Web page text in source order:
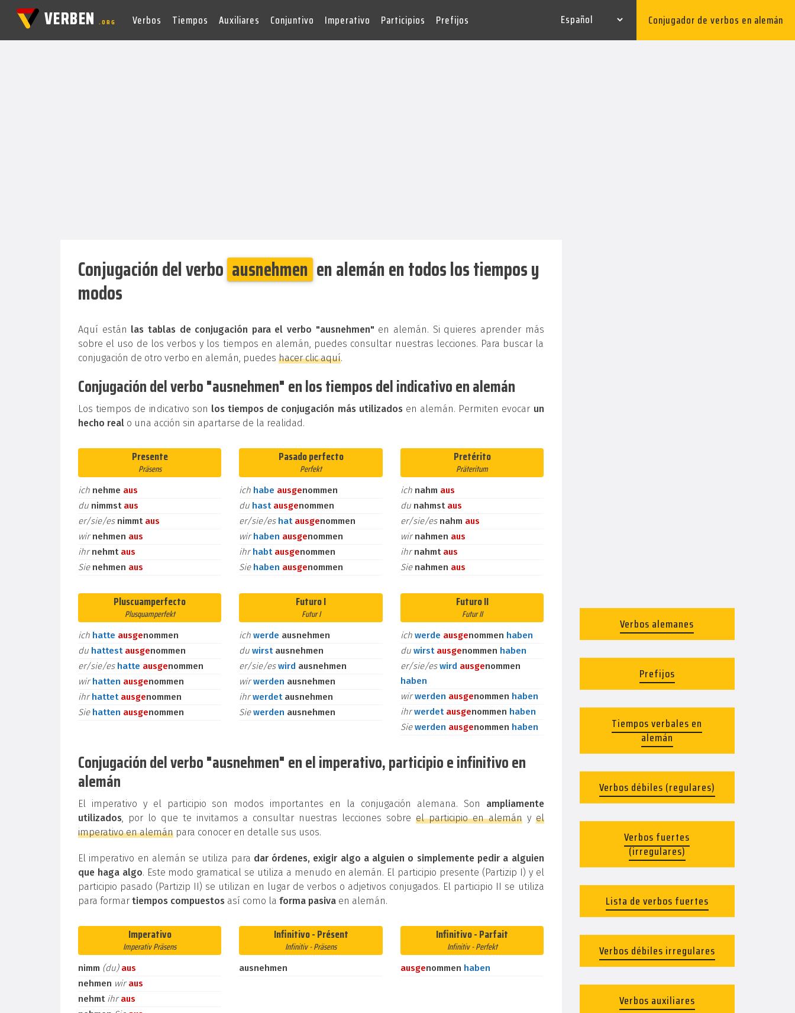
VERBEN.ORG Verbos Tiempos Auxiliares Conjuntivo Imperativo Participios Prefijos Conjugador de verbos en alemán
Conjugación del verbo ausnehmen en alemán en todos los tiempos y
modos
Aquí están las tablas de conjugación para el verbo "ausnehmen" en alemán. Si quieres aprender más
sobre el uso de los verbos y los tiempos en alemán, puedes consultar nuestras lecciones. Para buscar la
conjugación de otro verbo en alemán, puedes hacer clic aquí.
Conjugación del verbo "ausnehmen" en los tiempos del indicativo en alemán
Los tiempos de indicativo son los tiempos de conjugación más utilizados en alemán. Permiten evocar un
hecho real o una acción sin apartarse de la realidad.
Presente
Präsens
ich nehme aus
du nimmst aus
er/sie/es nimmt aus
wirnehmen aus
ihrnehmt aus
Sie nehmen aus
Pasado perfecto
Perfekt
ich habe ausgenommen
du hast ausgenommen
er/sie/es hat ausgenommen
wirhaben ausgenommen
ihrhabt ausgenommen
Sie haben ausgenommen
Pretérito
Präteritum
ich nahm aus
du nahmst aus
er/sie/es nahm aus
wirnahmen aus
ihrnahmt aus
Sie nahmen aus
Pluscuamperfecto
Plusquamperfekt
ich hatte ausgenommen
du hattest ausgenommen
er/sie/es hatte ausgenommen
wirhatten ausgenommen
ihrhattet ausgenommen
Sie hatten ausgenommen
Futuro I
Futur I
ichwerde ausnehmen
duwirst ausnehmen
er/sie/eswird ausnehmen
wirwerden ausnehmen
ihrwerdet ausnehmen
Siewerden ausnehmen
Futuro II
Futur II
ich werde ausgenommen haben
du wirst ausgenommen haben
er/sie/eswird ausgenommen
haben
wirwerden ausgenommen haben
ihrwerdet ausgenommen haben
Siewerden ausgenommen haben
Conjugación del verbo "ausnehmen" en el imperativo, participio e infinitivo en
alemán
El imperativo y el participio son modos importantes en la conjugación alemana. Son ampliamente
utilizados, por lo que te invitamos a consultar nuestras lecciones sobre el participio en alemány el
imperativo en alemán para conocer en detalle sus usos.
El imperativo en alemán se utiliza para dar órdenes, exigir algo a alguien o simplemente pedir a alguien
que haga algo. Este modo gramatical se utiliza a menudo en alemán. El participio presente (Partizip I) y el
participio pasado (Partizip II) se utilizan en lugar de verbos o adjetivos conjugados. El participio II se utiliza
para formar tiempos compuestos así como la forma pasiva en alemán.
Imperativo
Imperativ Präsens
nimm (du) aus
nehmen wiraus
nehmt ihraus
Infinitivo - Présent
Infinitiv - Präsens
ausnehmen
Infinitivo - Parfait
Infinitiv - Perfekt
ausgenommen haben
Verbos alemanes
Prefijos
Tiempos verbales en
alemán
Verbos débiles (regulares)
Verbos fuertes
(irregulares)
Lista de verbos fuertes
Verbos débiles irregulares
Verbos auxiliares